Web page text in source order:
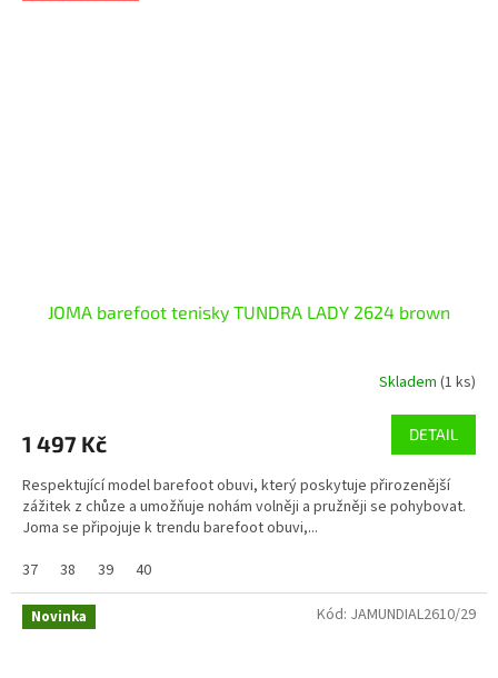
JOMA barefoot tenisky TUNDRA LADY 2624 brown
Skladem (1 ks)
1 497 Kč DETAIL
Respektující model barefoot obuvi, který poskytuje přirozenější
zážitek z chůze a umožňuje nohám volněji a pružněji se pohybovat.
Joma se připojuje k trendu barefoot obuvi,...
37
38 39 40
Novinka Kód: JAMUNDIAL2610/29